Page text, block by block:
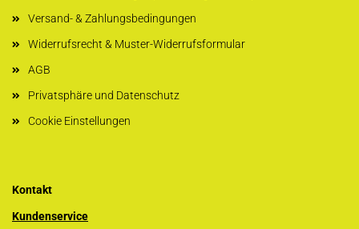
Versand- & Zahlungsbedingungen
Widerrufsrecht & Muster-Widerrufsformular
AGB
Privatsphäre und Datenschutz
Cookie Einstellungen
Kontakt
Kundenservice